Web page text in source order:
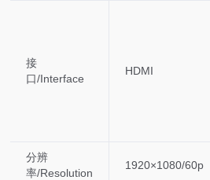
接
口/Interface
HDMI
分辨
率/Resolution
1920×1080/60p